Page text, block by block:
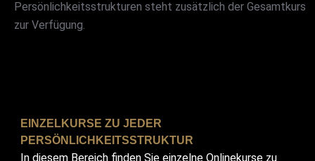
Persönlichkeitsstrukturen steht zusätzlich der Gesamtkurs
zur Verfügung.
EINZELKURSE ZU JEDER
PERSÖNLICHKEITSSTRUKTUR
In diesem Bereich finden Sie einzelne Onlinekurse zu